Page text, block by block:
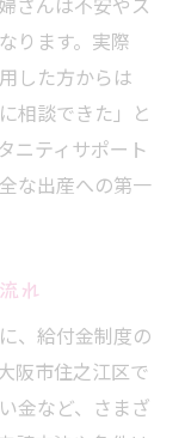
ります。実際
した方からは
相談できた」と
ニティサポート
な出産への第一
れ
、給付金制度の
阪市住之江区で
金など、さまざ